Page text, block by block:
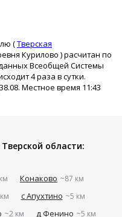
(Тверская
Курилово ) расчитан по
Всеобщей Системы
4 раза в сутки.
Местное время 11:43
области:
Конаково ~87 км
с Апухтино ~5 км
~2 км д Фенино ~5 км